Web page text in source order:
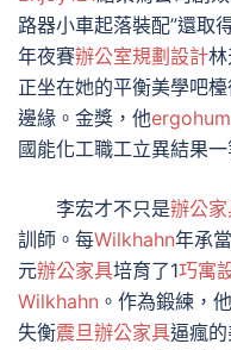
路器小車起落裝配”還取
年夜賽辦公室規劃設計
正坐在她的平衡美學吧
邊緣。金獎，他
國能化工職工立異結果一
李宏才不只是辦公
訓師。每Wilkhahn年承
元辦公家具培育了1巧寓
Wilkhahn 。作為鍛練，
失衡震旦辦公家具逼瘋